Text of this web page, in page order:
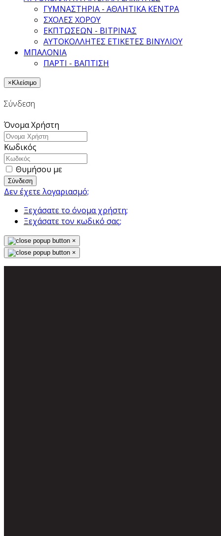
ΓΥΜΝΑΣΤΗΡΙΑ - ΑΘΛΗΤΙΚΑ ΚΕΝΤΡΑ
ΣΧΟΛΕΣ ΧΟΡΟΥ
ΕΚΠΤΩΣΕΩΝ - ΒΙΤΡΙΝΑΣ
ΑΥΤΟΚΟΛΛΗΤΕΣ ΕΤΙΚΕΤΕΣ ΒΙΝΥΛΙΟΥ
ΜΠΑΛΟΝΙΑ
ΠΑΡΤΙ - ΒΑΠΤΙΣΗ
×Κλείσιμο
Σύνδεση
Όνομα Χρήστη
Κωδικός
Θυμήσου με
Σύνδεση
Δεν έχετε λογαριασμό;
Ξεχάσατε το όνομα χρήστη;
Ξεχάσατε τον κωδικό σας;
×
×